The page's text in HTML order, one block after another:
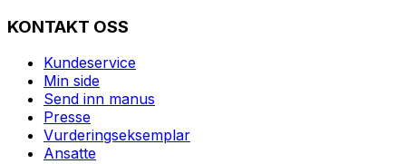
KONTAKT OSS
Kundeservice
Min side
Send inn manus
Presse
Vurderingseksemplar
Ansatte